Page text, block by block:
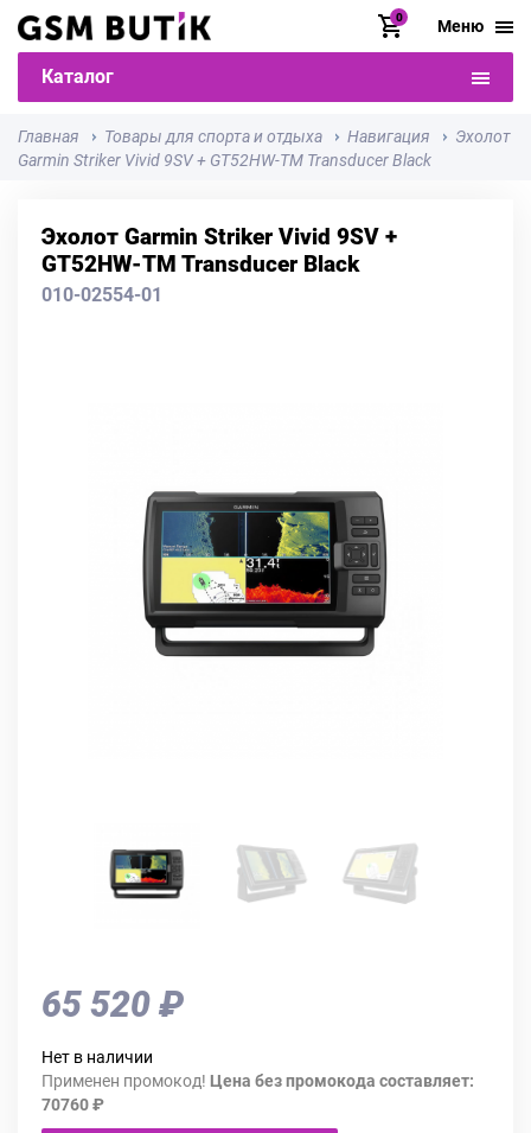
0 Меню
Каталог
Главная Товары для спорта и отдыха Навигация
Эхолот
Garmin Striker Vivid 9SV + GT52HW-TM Transducer Black
Эхолот Garmin Striker Vivid 9SV +
GT52HW-TM Transducer Black
010-02554-01
65 520 ₽
Нет в наличии
Применен промокод! Цена без промокода составляет:
70760 ₽